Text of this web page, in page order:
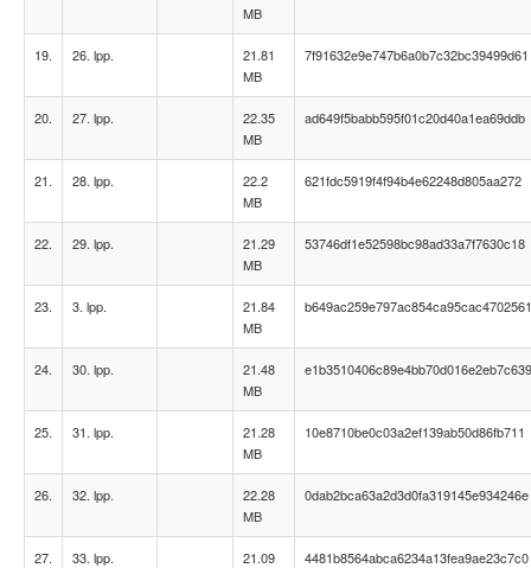
MB
19. 26. lpp.
21.81
MB
7f91632e9e747b6a0b7c32bc39499d61
20. 27. lpp.
22.35
MB
ad649f5babb595f01c20d40a1ea69ddb
21. 28. lpp.
22.2
MB
621fdc5919f4f94b4e62248d805aa272
22. 29. lpp.
21.29
MB
53746df1e52598bc98ad33a7f7630c18
23. 3. lpp.
21.84
MB
b649ac259e797ac854ca95cac4702561
24. 30. lpp.
21.48
MB
e1b3510406c89e4bb70d016e2eb7c639
25. 31. lpp.
21.28
MB
10e8710be0c03a2ef139ab50d86fb711
26. 32. lpp.
22.28
MB
0dab2bca63a2d3d0fa319145e934246e
27. 33. lpp.
21.09
4481b8564abca6234a13fea9ae23c7c0